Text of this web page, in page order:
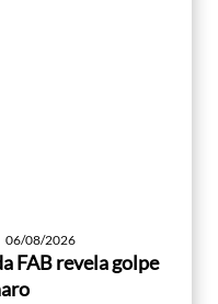
06/08/2026
FAB revela golpe